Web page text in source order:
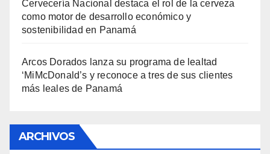
Cervecería Nacional destaca el rol de la cerveza
como motor de desarrollo económico y
sostenibilidad en Panamá
Arcos Dorados lanza su programa de lealtad
‘MiMcDonald’s y reconoce a tres de sus clientes
más leales de Panamá
ARCHIVOS